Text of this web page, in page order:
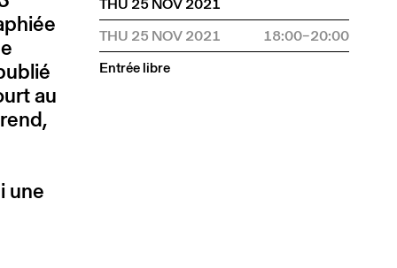
au
une
THU 25 NOV 2021
18:00–20:00
Entrée libre